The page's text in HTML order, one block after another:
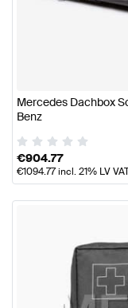
Mercedes Dachbox
Benz
€904.77
€1094.77incl. 21% LV